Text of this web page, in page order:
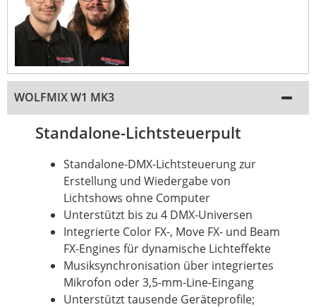
WOLFMIX W1 MK3
Standalone-Lichtsteuerpult
Standalone-DMX-Lichtsteuerung zur
Erstellung und Wiedergabe von
Lichtshows ohne Computer
Unterstützt bis zu 4 DMX-Universen
Integrierte Color FX-, Move FX- und Beam
FX-Engines für dynamische Lichteffekte
Musiksynchronisation über integriertes
Mikrofon oder 3,5-mm-Line-Eingang
Unterstützt tausende Geräteprofile;